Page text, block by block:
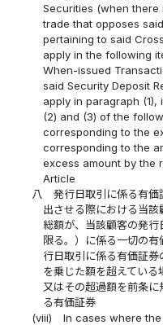
Securities (when there
trade that opposes
pertaining to said
apply in the following
When-issued
said Security Deposit
apply in paragraph (1),
(2) and (3) of the
corresponding to the
corresponding to the
excess amount by the
Article
八
発行日取引に係る有価
出させる際における当
総額が、当該顧客の発
限る。）に係る一切の
行日取引に係る有価証
を乗じた額を超えてい
又はその超過額を前条
る有価証券
(viii)
In cases where